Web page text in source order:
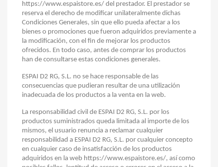
https://www.espaistore.es/ del prestador. El prestador se
reserva el derecho de modificar unilateralmente dichas
Condiciones Generales, sin que ello pueda afectar a los
bienes o promociones que fueron adquiridos previamente a
la modificación, con el fin de mejorar los productos
ofrecidos. En todo caso, antes de comprar los productos
han de consultarse estas condiciones generales.
ESPAI D2 RG, S.L. no se hace responsable de las
consecuencias que pudieran resultar de una utilización
inadecuada de los productos a la venta en la web.
La responsabilidad civil de ESPAI D2 RG, S.L. por los
productos suministrados queda limitada al importe de los
mismos, el usuario renuncia a reclamar cualquier
responsabilidad a ESPAI D2 RG, S.L. por cualquier concepto
en cualquier caso de insatisfacción de los productos
adquiridos en la web https://www.espaistore.es/, así como